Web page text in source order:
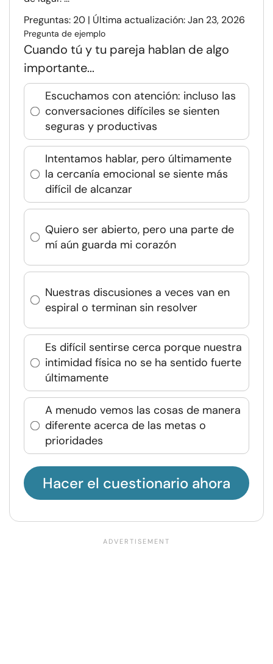
Preguntas: 20 | Última actualización: Jan 23, 2026
Pregunta de ejemplo
Cuando tú y tu pareja hablan de algo
importante...
Escuchamos con atención: incluso las
conversaciones difíciles se sienten
seguras y productivas
Intentamos hablar, pero últimamente
la cercanía emocional se siente más
difícil de alcanzar
Quiero ser abierto, pero una parte de
mí aún guarda mi corazón
Nuestras discusiones a veces van en
espiral o terminan sin resolver
Es difícil sentirse cerca porque nuestra
intimidad física no se ha sentido fuerte
últimamente
A menudo vemos las cosas de manera
diferente acerca de las metas o
prioridades
Hacer el cuestionario ahora